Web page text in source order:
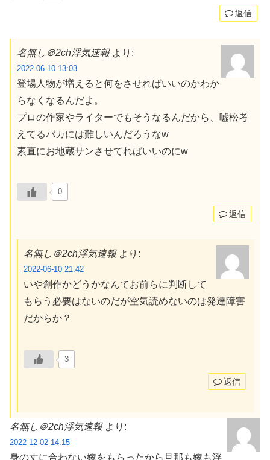
返信
名無し＠2ch浮気速報 より:
2022-06-10 13:03
登場人物が増えると何をさせればいいのかわか
らなくなるんだよ。
プロの作家やライターでもそうなるんだから、嘘松考
えてるバカには難しいんだろうなw
素直にお地蔵サンさせてればいいのにw
0
返信
名無し＠2ch浮気速報 より:
2022-06-10 21:42
いや創作かどうかなんてお前らに判断して
もらう必要はないのだが空気読めないのは発達障害
だからか？
3
返信
名無し＠2ch浮気速報 より:
2022-12-02 14:15
身の丈に合わない嫁をもらったから旦那も嫁も浮